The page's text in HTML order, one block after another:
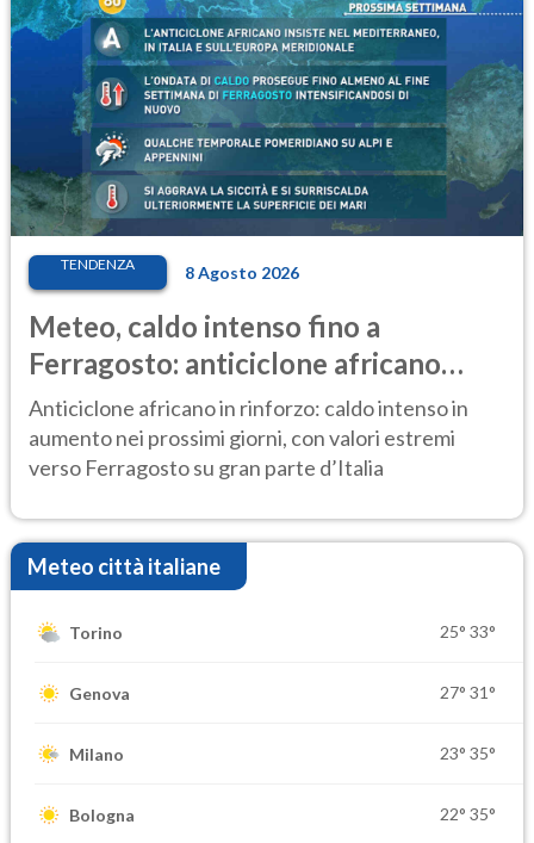
TENDENZA 8 Agosto 2026
Meteo, caldo intenso fino a
Ferragosto: anticiclone africano
ancora protagonista
Anticiclone africano in rinforzo: caldo intenso in
aumento nei prossimi giorni, con valori estremi
verso Ferragosto su gran parte d’Italia
Meteo città italiane
Torino 25° 33°
Genova 27° 31°
Milano 23° 35°
Bologna 22° 35°